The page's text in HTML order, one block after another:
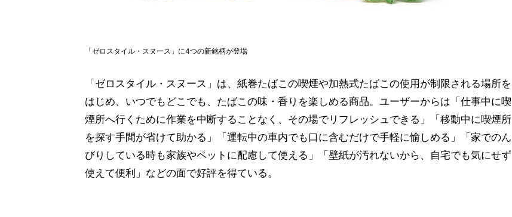
「ゼロスタイル・スヌース」に4つの新銘柄が登場
「ゼロスタイル・スヌース」は、紙巻たばこの喫煙や加熱式たばこの使用が制限される場所を
はじめ、いつでもどこでも、たばこの味・香りを楽しめる商品。ユーザーからは「仕事中に喫
煙所へ行くために作業を中断することなく、その場でリフレッシュできる」「移動中に喫煙所
を探す手間が省けて助かる」「運転中の車内でも口に含むだけで手軽に愉しめる」「家でのん
びりしている時も家族やペットに配慮して使える」「壁紙が汚れないから、自宅でも気にせず
使えて便利」などの面で好評を得ている。